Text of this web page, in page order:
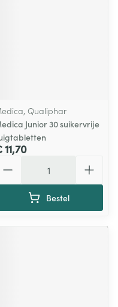
Qualiphar
Junior 30 suikervrije
11,70
Bestel